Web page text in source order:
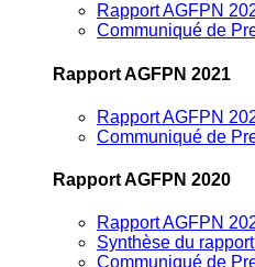
Rapport AGFPN
Communiqué de
Rapport AGFPN 2021
Rapport AGFPN
Communiqué de
Rapport AGFPN 2020
Rapport AGFPN
Synthèse du
Communiqué de